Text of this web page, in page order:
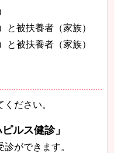
と被扶養者（家族）
と被扶養者（家族）
ださい。
ルス健診」
ができます。